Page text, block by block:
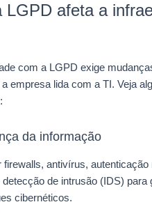
LGPD afeta a
com a LGPD exige
empresa lida com a TI. Veja
da informação
firewalls, antivírus, autenticação
de intrusão (IDS) para
cibernéticos.